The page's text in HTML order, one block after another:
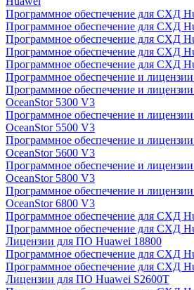
Программное обеспечение для СХД
Программное обеспечение для СХД
Программное обеспечение для СХД
Программное обеспечение для СХД
Программное обеспечение для СХД
Программное обеспечение и
Программное обеспечение и
OceanStor 5300 V3
Программное обеспечение и
OceanStor 5500 V3
Программное обеспечение и
OceanStor 5600 V3
Программное обеспечение и
OceanStor 5800 V3
Программное обеспечение и
OceanStor 6800 V3
Программное обеспечение для СХД
Программное обеспечение для СХД
Лицензии для ПО Huawei 18800
Программное обеспечение для СХД
Программное обеспечение для СХД
Лицензии для ПО Huawei S2600T